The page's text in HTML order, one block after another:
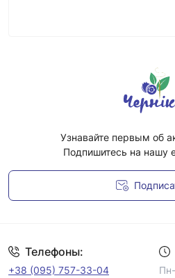
Узнавайте первым об
Подпишитесь на нашу
Телефоны:
+38 (095) 757-33-04